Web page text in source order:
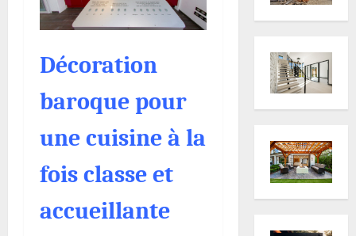
Décoration
baroque pour
une cuisine à la
fois classe et
accueillante